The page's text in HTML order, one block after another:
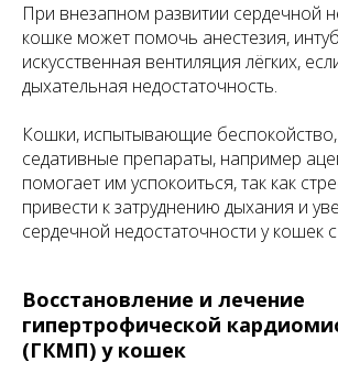
При внезапном развитии сердечной
кошке может помочь анестезия,
искусственная вентиляция лёгких,
дыхательная недостаточность.
Кошки, испытывающие беспокойство,
седативные препараты, например
помогает им успокоиться, так как
привести к затруднению дыхания и
сердечной недостаточности у кошек
Восстановление и лечение
гипертрофической
(ГКМП) у кошек